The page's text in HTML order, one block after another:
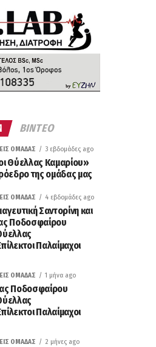
ΒΙΝΤΕΟ
ΟΜΆΔΑΣ 3 εβδομάδες ago
Θύελλας Καμαρίου»
της ομάδας μας
ΟΜΆΔΑΣ 4 εβδομάδες ago
Σαντορίνη και
Ποδοσφαίρου
Παλαίμαχοι
ΟΜΆΔΑΣ 1 μήνα ago
Ποδοσφαίρου
Παλαίμαχοι
ΟΜΆΔΑΣ 2 μήνες ago